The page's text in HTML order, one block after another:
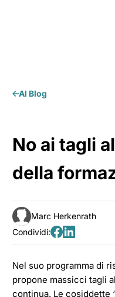
Al Blog
No ai tagli
della
Autore:
Marc Herkenrath
Condividi:
Condividi
Facebook
Condividi
LinkedIn
Nel suo programma di
propone massicci tagli
continua. Le cosiddette